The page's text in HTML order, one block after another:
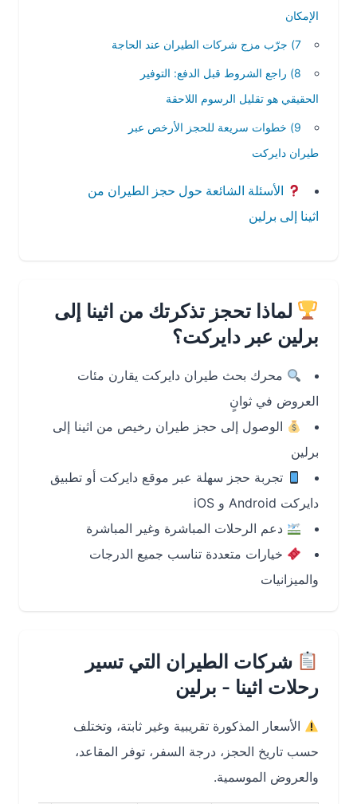
الإمكان
8) راجع الشروط قبل الدفع: التوفير
الحقيقي هو تقليل الرسوم اللاحقة
9) خطوات سريعة للحجز الأرخص عبر
طيران دايركت
الأسئلة الشائعة حول حجز الطيران من
اثينا إلى برلين
لماذا تحجز تذكرتك من اثينا إلى
برلين عبر دايركت؟
محرك بحث طيران دايركت يقارن مئات
العروض في ثوانٍ
الوصول إلى حجز طيران رخيص من اثينا إلى
تجربة حجز سهلة عبر موقع دايركت أو تطبيق
دايركت Android و iOS
دعم الرحلات المباشرة وغير المباشرة
خيارات متعددة تناسب جميع الدرجات
والميزانيات
شركات الطيران التي تسير
رحلات اثينا - برلين
الأسعار المذكورة تقريبية وغير ثابتة، وتختلف
حسب تاريخ الحجز، درجة السفر، توفر المقاعد،
والعروض الموسمية.